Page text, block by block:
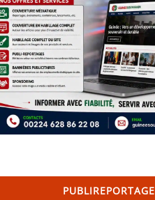
PUBLIREPORTAGE